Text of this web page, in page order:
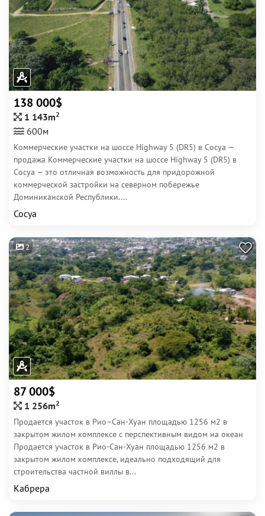
138 000$
1 143m2
600м
Коммерческие участки на шоссе Highway 5 (DR5) в Сосуа —
продажа Коммерческие участки на шоссе Highway 5 (DR5) в
Сосуа — это отличная возможность для придорожной
коммерческой застройки на северном побережье
Доминиканской Республики....
Сосуа
2
87 000$
1 256m2
Продается участок в Рио–Сан-Хуан площадью 1256 м2 в
закрытом жилом комплексе с перспективным видом на океан
Продается участок в Рио-Сан-Хуан площадью 1256 м2 в
закрытом жилом комплексе, идеально подходящий для
строительства частной виллы в...
Кабрера